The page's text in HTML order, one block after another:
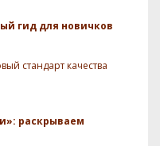
гид для новичков
стандарт качества
раскрываем